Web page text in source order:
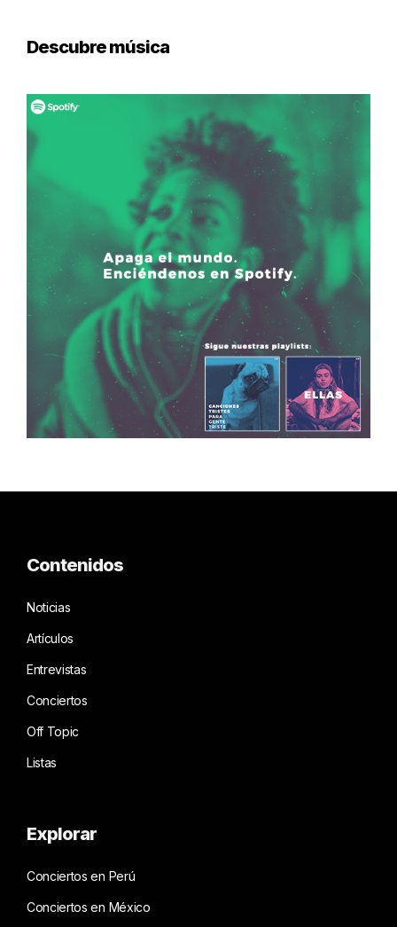
Descubre música
Contenidos
Noticias
Artículos
Entrevistas
Conciertos
Off Topic
Listas
Explorar
Conciertos en Perú
Conciertos en México